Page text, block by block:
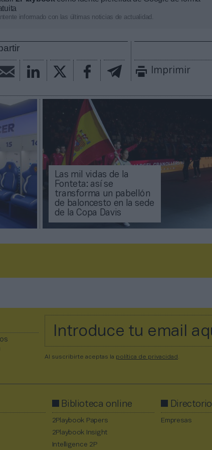
informado con las últimas noticias de actualidad.
Imprimir
Las mil vidas de la
Fonteta: así se
transforma un pabellón
de baloncesto en la sede
de la Copa Davis
Al suscribirte aceptas la política de privacidad
Biblioteca online
2Playbook Papers
2Playbook Insight
Intelligence 2P
Directorio
Empresas